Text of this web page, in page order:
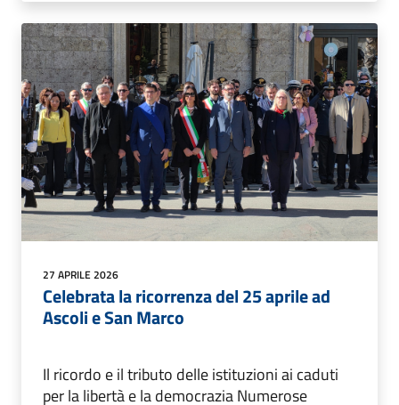
27 APRILE 2026
Celebrata la ricorrenza del 25 aprile ad
Ascoli e San Marco
Il ricordo e il tributo delle istituzioni ai caduti
per la libertà e la democrazia Numerose